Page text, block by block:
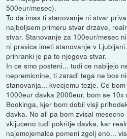
500eur/mesec).
To da imas ti stanovanje ni stvar
najboljsem primeru stvar drzave,
stvar. Stanovanje za 100eur/mesec
ni pravica imeti stanovanje v
prihranki je pa to njegova stvar.
In ce smo posteni... tudi ce nabijejo
nepremicnine, ti zaradi tega ne bos
stanovanja... kvecjemu tezje. Ce
1000eur davka 2000eur, bom se
Bookinga, kjer bom dobil visji
davka. No ali pa bom zvisal
vkljuceno tudi pokritje davka, kar
najemojemalca pomeni zgolj eno...